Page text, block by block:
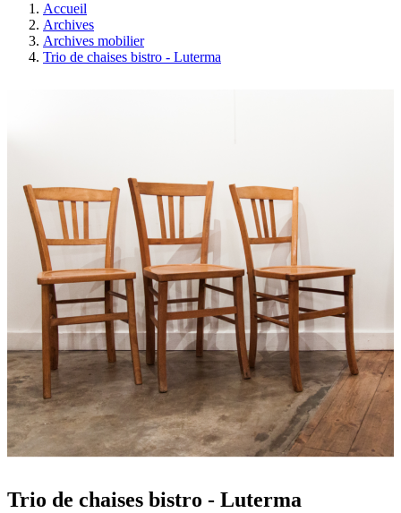
Accueil
Archives
Archives mobilier
Trio de chaises bistro - Luterma
Trio de chaises bistro - Luterma